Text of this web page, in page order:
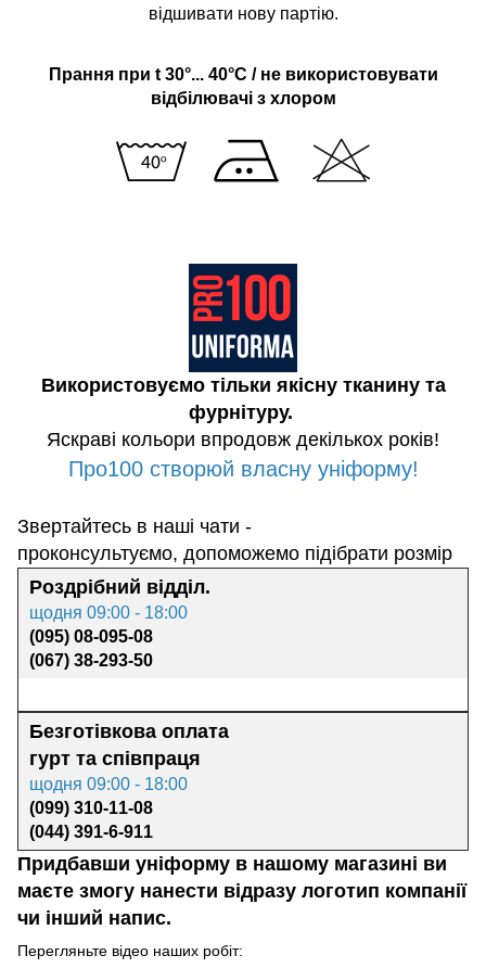
відшивати нову партію.
Прання при t 30°... 40°C / не використовувати
відбілювачі з хлором
Використовуємо тільки якісну тканину та
фурнітуру.
Яскраві кольори впродовж декількох років!
Про100 створюй власну уніформу!
Звертайтесь в наші чати -
проконсультуємо, допоможемо підібрати розмір
Роздрібний відділ.
щодня 09:00 - 18:00
(095) 08-095-08
(067) 38-293-50
Безготівкова оплата
гурт та співпраця
щодня 09:00 - 18:00
(099) 310-11-08
(044) 391-6-911
Придбавши уніформу в нашому магазині ви
маєте змогу нанести відразу логотип компанії
чи інший напис.
Перегляньте відео наших робіт: